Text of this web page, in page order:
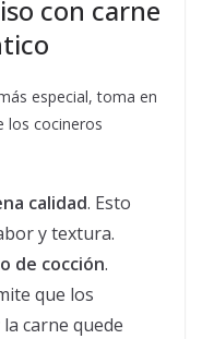
con carne
especial, toma en
los cocineros
calidad. Esto
y textura.
de cocción.
que los
carne quede